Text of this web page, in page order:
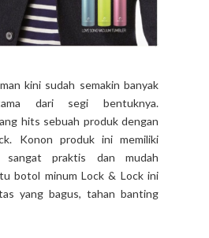
kini sudah semakin banyak
dari segi bentuknya.
hits sebuah produk dengan
Konon produk ini memiliki
sangat praktis dan mudah
botol minum Lock & Lock ini
yang bagus, tahan banting